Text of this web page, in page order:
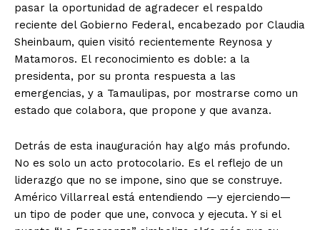
pasar la oportunidad de agradecer el respaldo
reciente del Gobierno Federal, encabezado por Claudia
Sheinbaum, quien visitó recientemente Reynosa y
Matamoros. El reconocimiento es doble: a la
presidenta, por su pronta respuesta a las
emergencias, y a Tamaulipas, por mostrarse como un
estado que colabora, que propone y que avanza.
Detrás de esta inauguración hay algo más profundo.
No es solo un acto protocolario. Es el reflejo de un
liderazgo que no se impone, sino que se construye.
Américo Villarreal está entendiendo —y ejerciendo—
un tipo de poder que une, convoca y ejecuta. Y si el